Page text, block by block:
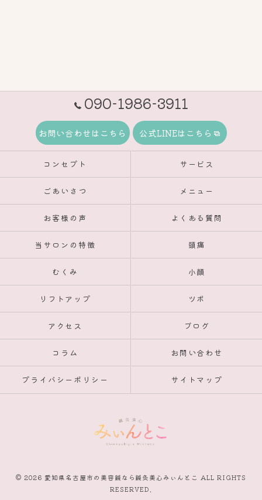
090-1986-3911
お問い合わせはこちら 公式LINEはこちら
コンセプト サービス
ごあいさつ メニュー
お客様の声 よくある質問
当サロンの特徴 頭痛
むくみ 小顔
リフトアップ ツボ
アクセス ブログ
コラム お問い合わせ
プライバシーポリシー サイトマップ
© 2026 愛知県名古屋市の美容鍼なら鍼灸美心みぃんとこ ALL RIGHTS
RESERVED.